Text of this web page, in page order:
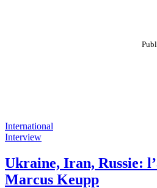
International
Interview
Ukraine, Iran, Russie:
Marcus Keupp